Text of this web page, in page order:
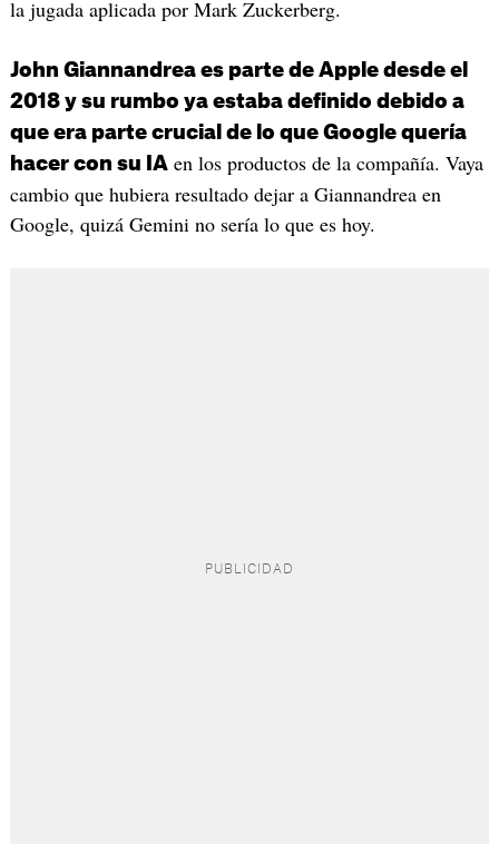
la jugada aplicada por Mark Zuckerberg.
John Giannandrea es parte de Apple desde el
2018 y su rumbo ya estaba definido debido a
que era parte crucial de lo que Google quería
hacer con su IAen los productos de la compañía. Vaya
cambio que hubiera resultado dejar a Giannandrea en
Google, quizá Gemini no sería lo que es hoy.